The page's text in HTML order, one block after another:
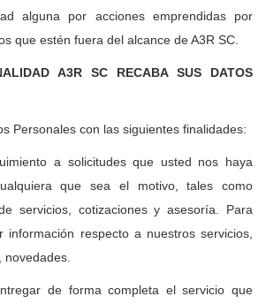
alguna por acciones emprendidas por
que estén fuera del alcance de A3R SC.
A3R SC RECABA SUS DATOS
Personales con las siguientes finalidades:
a solicitudes que usted nos haya
que sea el motivo, tales como
servicios, cotizaciones y asesoría. Para
información respecto a nuestros servicios,
novedades.
de forma completa el servicio que